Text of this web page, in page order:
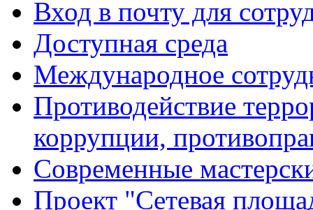
Вход в почту для
Доступная среда
Международное
Противодействие
коррупции,
Современные
Проект "Сетевая